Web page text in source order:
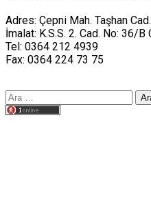
Adres: Çepni Mah. Taşhan
İmalat: K.S.S. 2. Cad. No: 36/B
Tel: 0364 212 4939
Fax: 0364 224 73 75
Arama: